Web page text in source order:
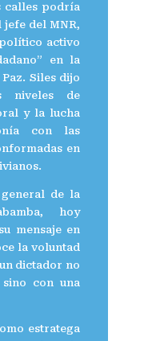
calles podría
del MNR,
activo
en la
Siles dijo
niveles de
y la lucha
con las
en
de la
hoy
mensaje en
la voluntad
dictador no
con una
estratega